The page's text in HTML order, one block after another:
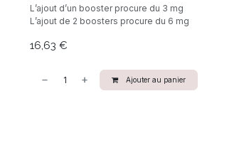
L’ajout d’un booster procure du 3 mg
L’ajout de 2 boosters procure du 6 mg
16,63 €
Ajouter au panier